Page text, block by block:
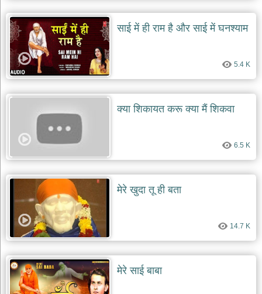
khatu
shaym
bhajans
रानी
सती
दादी
बावा
दयाल
भजन
dayal
bhajans
शनि
देव
भजन
shani
dev
bhajans
साई में ही राम है और साई में घनश्याम
5.4 K
क्या शिकायत करू क्या मैं शिकवा
6.5 K
मेरे खुदा तू ही बता
14.7 K
मेरे साई बाबा